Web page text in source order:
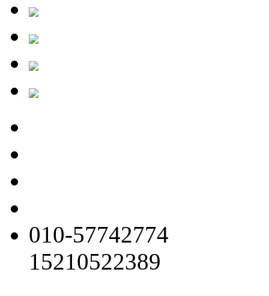
010-57742774
15210522389